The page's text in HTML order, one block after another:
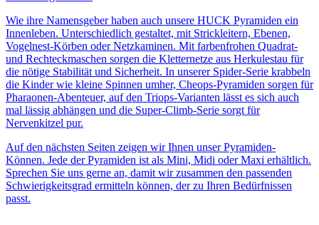
Wie ihre Namensgeber haben auch unsere HUCK Pyramiden ein
Innenleben. Unterschiedlich gestaltet, mit Strickleitern, Ebenen,
Vogelnest-Körben oder Netzkaminen. Mit farbenfrohen Quadrat-
und Rechteckmaschen sorgen die Kletternetze aus Herkulestau für
die nötige Stabilität und Sicherheit. In unserer Spider-Serie krabbeln
die Kinder wie kleine Spinnen umher, Cheops-Pyramiden sorgen für
Pharaonen-Abenteuer, auf den Triops-Varianten lässt es sich auch
mal lässig abhängen und die Super-Climb-Serie sorgt für
Nervenkitzel pur.
Auf den nächsten Seiten zeigen wir Ihnen unser Pyramiden-
Können. Jede der Pyramiden ist als Mini, Midi oder Maxi erhältlich.
Sprechen Sie uns gerne an, damit wir zusammen den passenden
Schwierigkeitsgrad ermitteln können, der zu Ihren Bedürfnissen
passt.